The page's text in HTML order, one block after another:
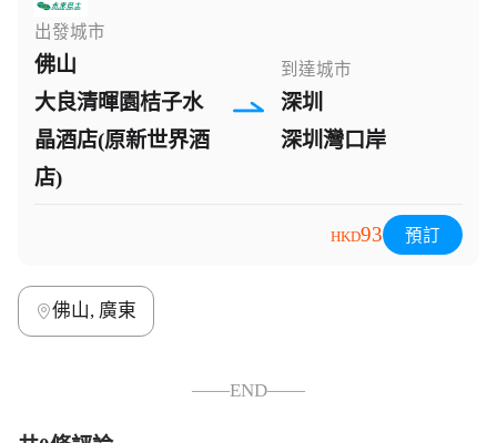
出發城市
佛山
大良清暉園桔子水
晶酒店(原新世界酒
店)
到達城市
深圳
深圳灣口岸
HKD93 預訂
佛山, 廣東
——END——